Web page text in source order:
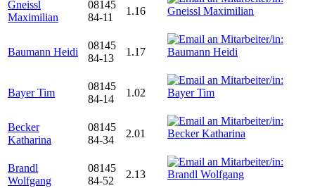
Gneissl
Maximilian
08145
84-11
1.16
Baumann Heidi
08145
84-13
1.17
Bayer Tim
08145
84-14
1.02
Becker
Katharina
08145
84-34
2.01
Brandl
Wolfgang
08145
84-52
2.13